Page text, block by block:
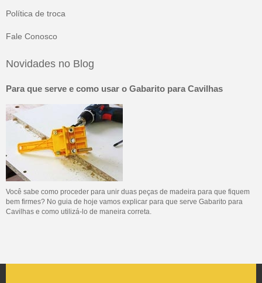
Política de troca
Fale Conosco
Novidades no Blog
Para que serve e como usar o Gabarito para Cavilhas
Você sabe como proceder para unir duas peças de madeira para que fiquem
bem firmes? No guia de hoje vamos explicar para que serve Gabarito para
Cavilhas e como utilizá-lo de maneira correta.